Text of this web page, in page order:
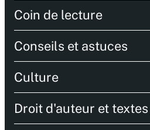
Coin de lecture
Conseils et astuces
Culture
Droit d'auteur et